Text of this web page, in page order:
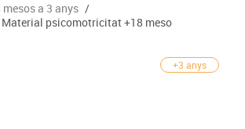
a 3 anys /
Material psicomotricitat +18 meso
+3 anys